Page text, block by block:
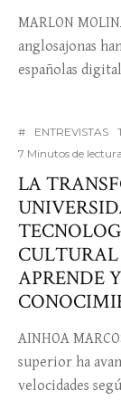
MARLON
anglosajonas
españolas
# ENTREVISTAS
7 Minutos de lectura
LA
CULTURAL
APRENDE
AINHOA
superior ha
velocidades